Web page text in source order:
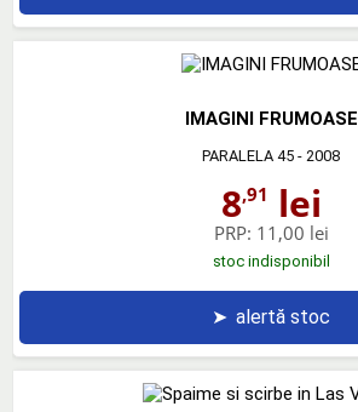
IMAGINI FRUMOASE
PARALELA 45 - 2008
8,91 lei
PRP: 11,00 lei
stoc indisponibil
➤ alertă stoc